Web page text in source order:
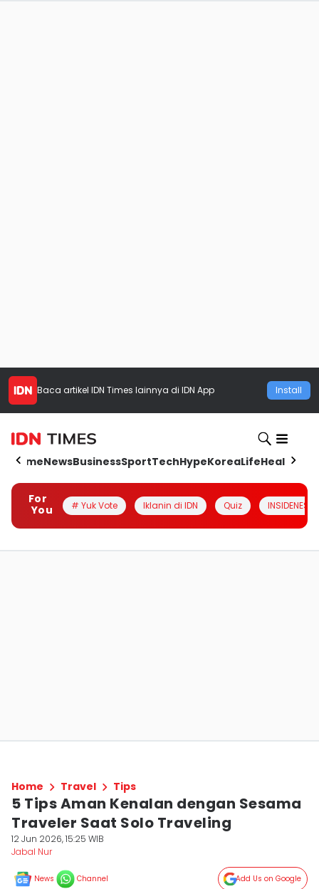
Baca artikel IDN Times lainnya di IDN App Install
HomeNewsBusinessSportTechHypeKoreaLifeHealth
For
You
# Yuk Vote Iklanin di IDN Quiz INSIDENESIA
Home Travel Tips
5 Tips Aman Kenalan dengan Sesama
Traveler Saat Solo Traveling
12 Jun 2026, 15:25 WIB
Jabal Nur
News Channel Add Us on Google